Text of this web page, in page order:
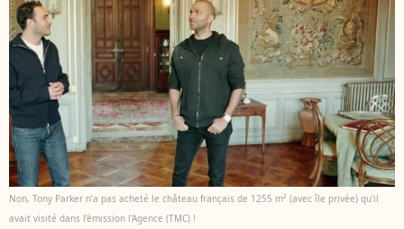
Non, Tony Parker n’a pas acheté le château français de 1255 m² (avec île privée) qu'il
avait visité dans l’émission l'Agence (TMC) !